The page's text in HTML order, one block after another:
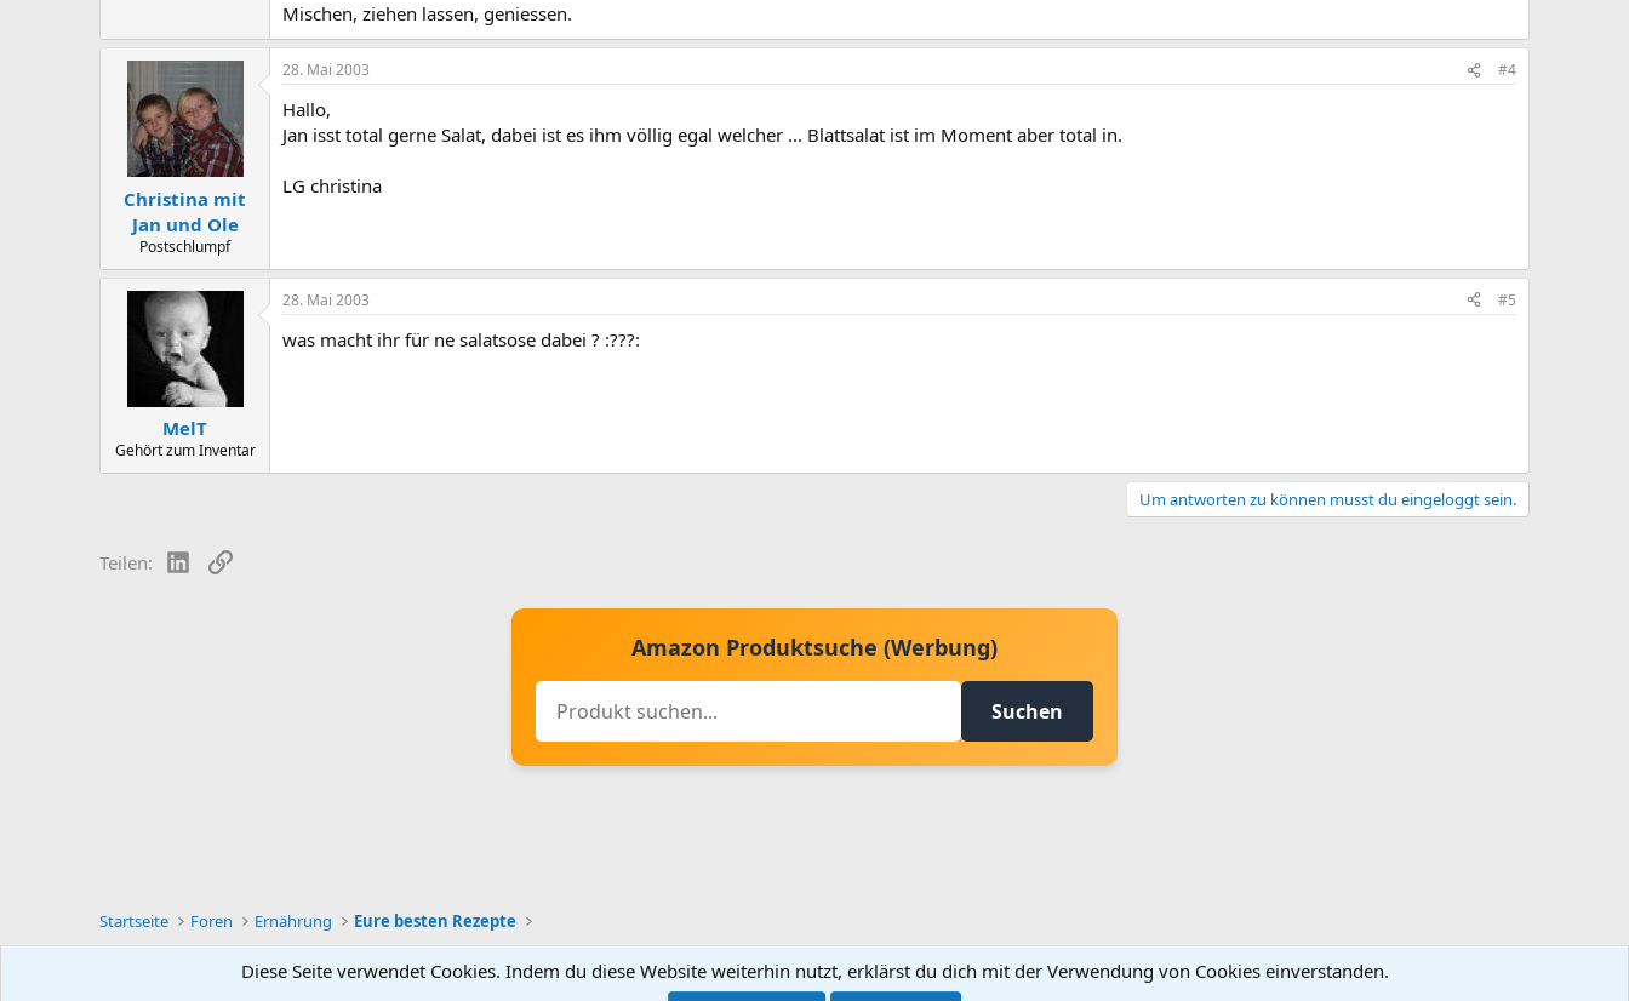
Mischen, ziehen lassen, geniessen.
Christina mit
Jan und Ole
Postschlumpf
28. Mai 2003 #4
Hallo,
Jan isst total gerne Salat, dabei ist es ihm völlig egal welcher ... Blattsalat ist im Moment aber total in.
LG christina
MelT
Gehört zum Inventar
28. Mai 2003 #5
was macht ihr für ne salatsose dabei ? :???:
Um antworten zu können musst du eingeloggt sein.
Teilen: LinkedIn
Link
Amazon Produktsuche (Werbung)
Suchen
Startseite Foren Ernährung Eure besten Rezepte
Deutsch [Du] Kontakt aufnehmen Bedingungen und Regeln Datenschutz Hilfe
Diese Seite verwendet Cookies. Indem du diese Website weiterhin nutzt, erklärst du dich mit der Verwendung von Cookies einverstanden.